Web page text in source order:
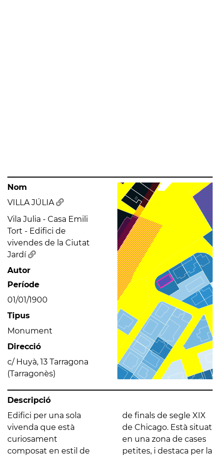
Nom
VILLA JÚLIA
Vila Julia - Casa Emili
Tort - Edifici de
vivendes de la Ciutat
Jardí
Autor
Període
01/01/1900
Tipus
Monument
Direcció
c/ Huyà, 13 Tarragona
(Tarragonès)
Descripció
Edifici per una sola
vivenda que està
curiosament
composat en estil de
de finals de segle XIX
de Chicago. Està situat
en una zona de cases
petites, i destaca per la